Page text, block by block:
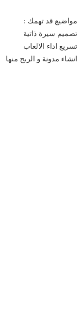
مواضيع قد تهمك :
تصميم سيرة ذاتية
تسريع اداء الالعاب
انشاء مدونة و الربح منها